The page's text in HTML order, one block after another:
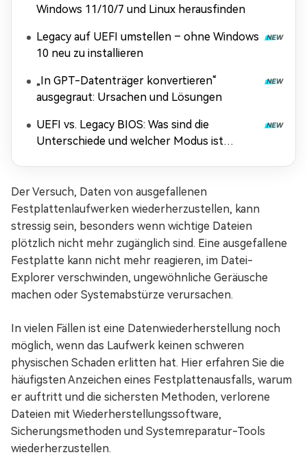
Windows 11/10/7 und Linux herausfinden
Legacy auf UEFI umstellen – ohne Windows
10 neu zu installieren
„In GPT-Datenträger konvertieren“
ausgegraut: Ursachen und Lösungen
UEFI vs. Legacy BIOS: Was sind die
Unterschiede und welcher Modus ist
Der Versuch, Daten von ausgefallenen
Festplattenlaufwerken wiederherzustellen, kann
stressig sein, besonders wenn wichtige Dateien
plötzlich nicht mehr zugänglich sind. Eine ausgefallene
Festplatte kann nicht mehr reagieren, im Datei-
Explorer verschwinden, ungewöhnliche Geräusche
machen oder Systemabstürze verursachen.
In vielen Fällen ist eine Datenwiederherstellung noch
möglich, wenn das Laufwerk keinen schweren
physischen Schaden erlitten hat. Hier erfahren Sie die
häufigsten Anzeichen eines Festplattenausfalls, warum
er auftritt und die sichersten Methoden, verlorene
Dateien mit Wiederherstellungssoftware,
Sicherungsmethoden und Systemreparatur-Tools
wiederherzustellen.